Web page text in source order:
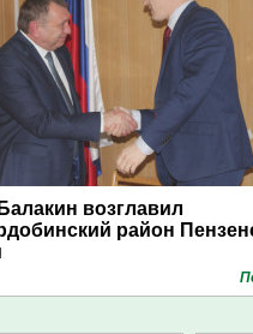
возглавил
район